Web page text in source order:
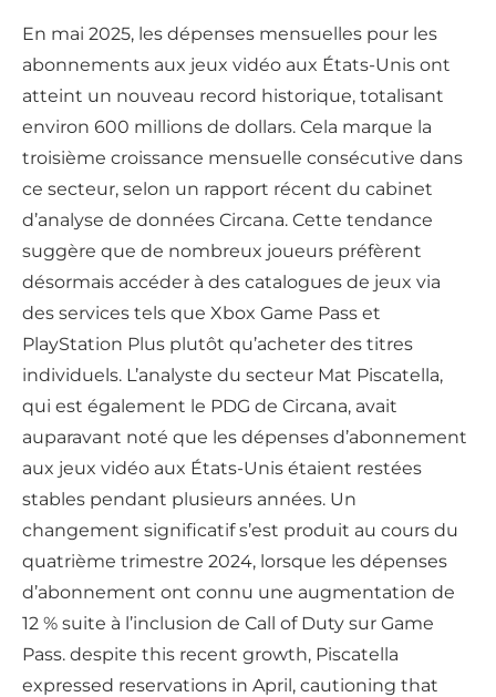
En mai 2025, les dépenses mensuelles pour les
abonnements aux jeux vidéo aux États-Unis ont
atteint un nouveau record historique, totalisant
environ 600 millions de dollars. Cela marque la
troisième croissance mensuelle consécutive dans
ce secteur, selon un rapport récent du cabinet
d’analyse de données Circana. Cette tendance
suggère que de nombreux joueurs préfèrent
désormais accéder à des catalogues de jeux via
des services tels que Xbox Game Pass et
PlayStation Plus plutôt qu’acheter des titres
individuels. L’analyste du secteur Mat Piscatella,
qui est également le PDG de Circana, avait
auparavant noté que les dépenses d’abonnement
aux jeux vidéo aux États-Unis étaient restées
stables pendant plusieurs années. Un
changement significatif s’est produit au cours du
quatrième trimestre 2024, lorsque les dépenses
d’abonnement ont connu une augmentation de
12 % suite à l’inclusion de Call of Duty sur Game
Pass. despite this recent growth, Piscatella
expressed reservations in April, cautioning that